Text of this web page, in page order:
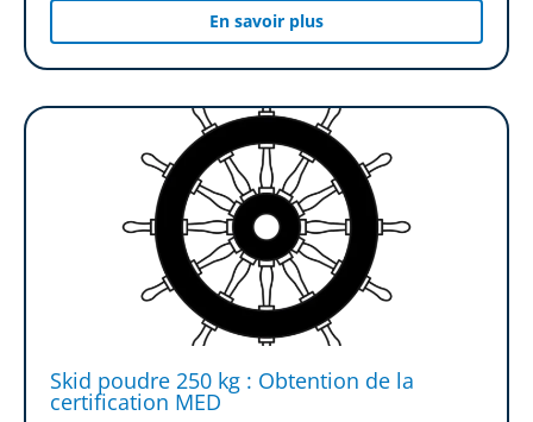
En savoir plus
Skid poudre 250 kg : Obtention de la
certification MED